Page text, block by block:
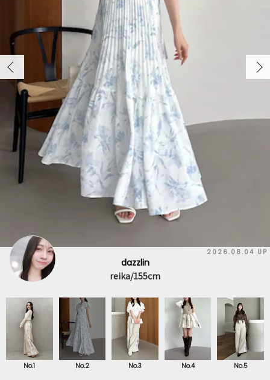
2026.08.04 UP
dazzlin
reika/155cm
No.1 No.2 No.3 No.4 No.5